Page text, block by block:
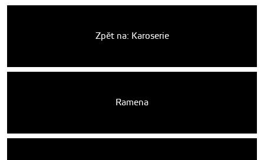
Zpět na: Karoserie
Ramena